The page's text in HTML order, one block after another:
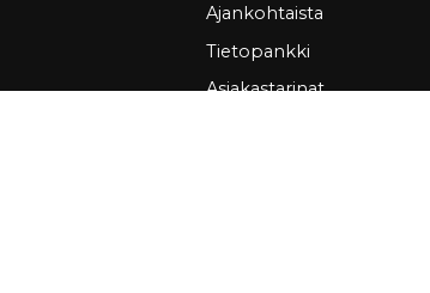
Ajankohtaista
Tietopankki
Asiakastarinat